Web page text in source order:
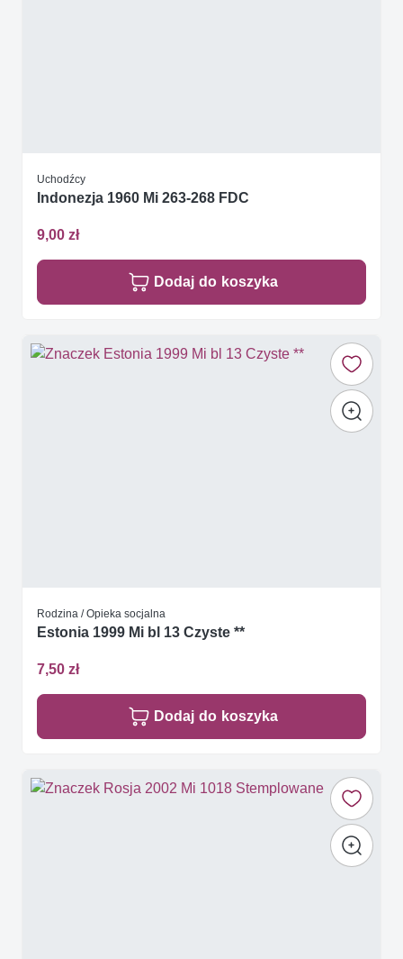
Uchodźcy
Indonezja 1960 Mi 263-268 FDC
9,00 zł
Dodaj do koszyka
Rodzina / Opieka socjalna
Estonia 1999 Mi bl 13 Czyste **
7,50 zł
Dodaj do koszyka